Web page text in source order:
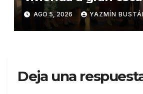
estándares
de sostenibilidad
AGO 5, 2026 YAZMÍN
Deja una